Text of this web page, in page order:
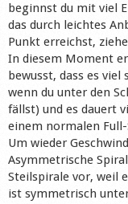
beginnst du mit viel
das durch leichtes
Punkt erreichst,
In diesem Moment
bewusst, dass es
wenn du unter den
fällst) und es dauert
einem normalen
Um wieder
Asymmetrische
Steilspirale vor, weil
ist symmetrisch